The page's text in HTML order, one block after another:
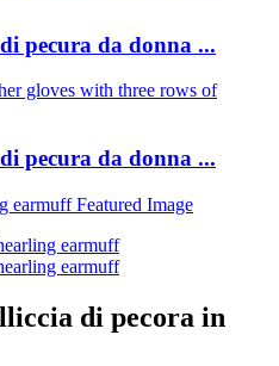
pecura da donna ...
pecura da donna ...
di pecora in